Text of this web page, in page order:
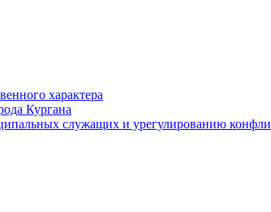
характера
Кургана
служащих и урегулированию